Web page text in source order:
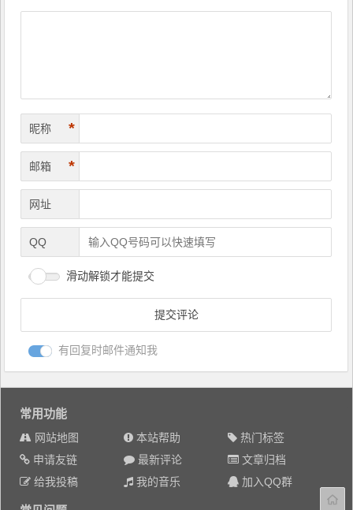
昵称 *
邮箱 *
网址
QQ
滑动解锁才能提交
有回复时邮件通知我
常用功能
网站地图 本站帮助
热门标签
申请友链
最新评论
文章归档
给我投稿
我的音乐 加入QQ群